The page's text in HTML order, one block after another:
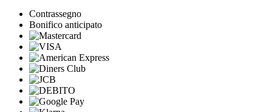
Contrassegno
Bonifico anticipato